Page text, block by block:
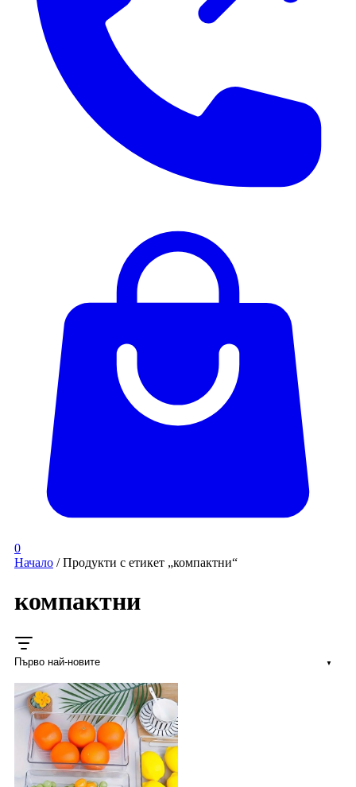
0
Начало / Продукти с етикет „компактни“
компактни